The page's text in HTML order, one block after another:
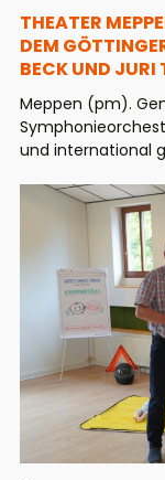
THEATER
DEM
BECK UND JURI
Meppen (pm).
und international